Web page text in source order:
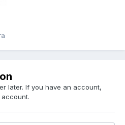
later. If you have an account,